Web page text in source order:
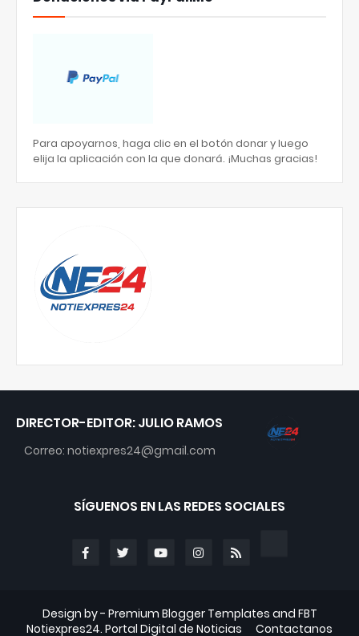
Para apoyarnos, haga clic en el botón donar y luego
elija la aplicación con la que donará. ¡Muchas gracias!
DIRECTOR-EDITOR: JULIO RAMOS
Correo: notiexpres24@gmail.com
SÍGUENOS EN LAS REDES SOCIALES
Design by - Premium Blogger Templates and FBT
Notiexpres24. Portal Digital de Noticias
Contactanos